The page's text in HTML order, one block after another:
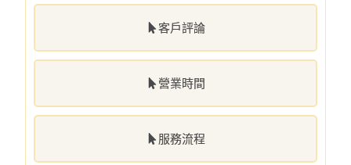
客戶評論
營業時間
服務流程